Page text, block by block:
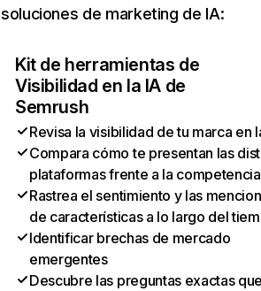
soluciones de marketing de IA:
Kit de herramientas de
Visibilidad en la IA de
Semrush
Revisa la visibilidad de tu marca en
Compara cómo te presentan las
plataformas frente a la competencia
Rastrea el sentimiento y las
de características a lo largo del
Identificar brechas de mercado
emergentes
Descubre las preguntas exactas